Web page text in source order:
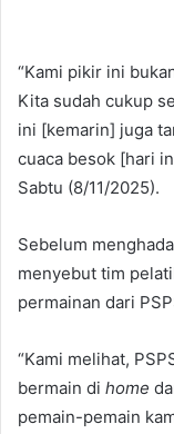
“Kami pikir ini
Kita sudah cukup
ini [kemarin] juga
cuaca besok [hari
Sabtu (8/11/2025).
Sebelum
menyebut tim
permainan dari
“Kami melihat,
bermain di home
pemain-pemain